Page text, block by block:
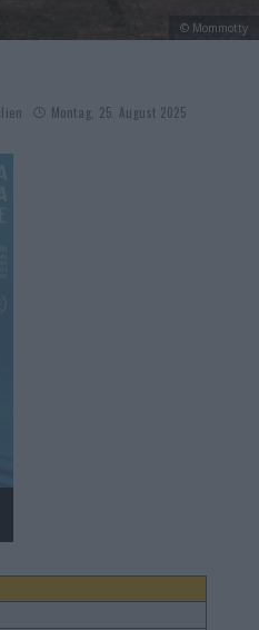
© Mommotty
Montag, 25. August 2025